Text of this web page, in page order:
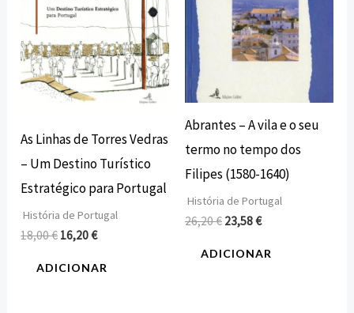
As Linhas de Torres Vedras
– Um Destino Turístico
Estratégico para Portugal
História de Portugal
18,00€ 16,20€
ADICIONAR
Abrantes – A vila e o seu
termo no tempo dos
Filipes (1580-1640)
História de Portugal
26,20€ 23,58€
ADICIONAR